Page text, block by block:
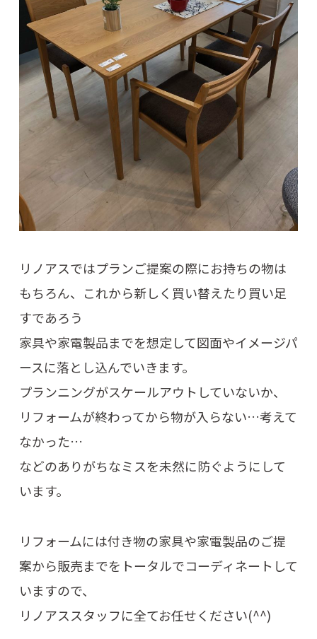
リノアスではプランご提案の際にお持ちの物は
もちろん、これから新しく買い替えたり買い足
すであろう
家具や家電製品までを想定して図面やイメージパ
ースに落とし込んでいきます。
プランニングがスケールアウトしていないか、
リフォームが終わってから物が入らない…考えて
なかった…
などのありがちなミスを未然に防ぐようにして
います。
リフォームには付き物の家具や家電製品のご提
案から販売までをトータルでコーディネートして
いますので、
リノアススタッフに全てお任せください(^^)